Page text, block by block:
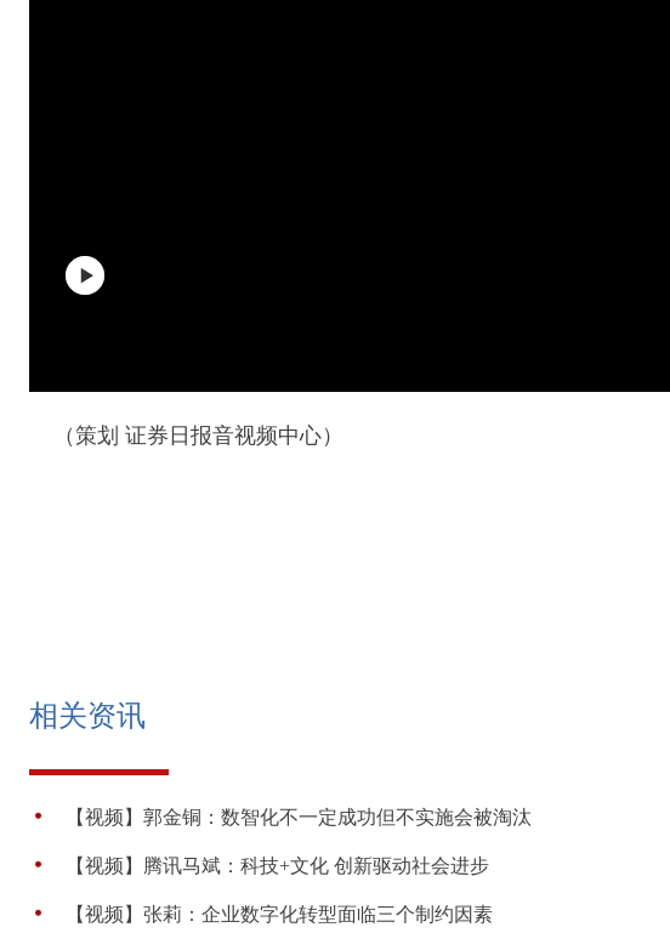
（策划 证券日报音视频中心）
相关资讯
【视频】郭金铜：数智化不一定成功但不实施会被淘汰
【视频】腾讯马斌：科技+文化 创新驱动社会进步
【视频】张莉：企业数字化转型面临三个制约因素